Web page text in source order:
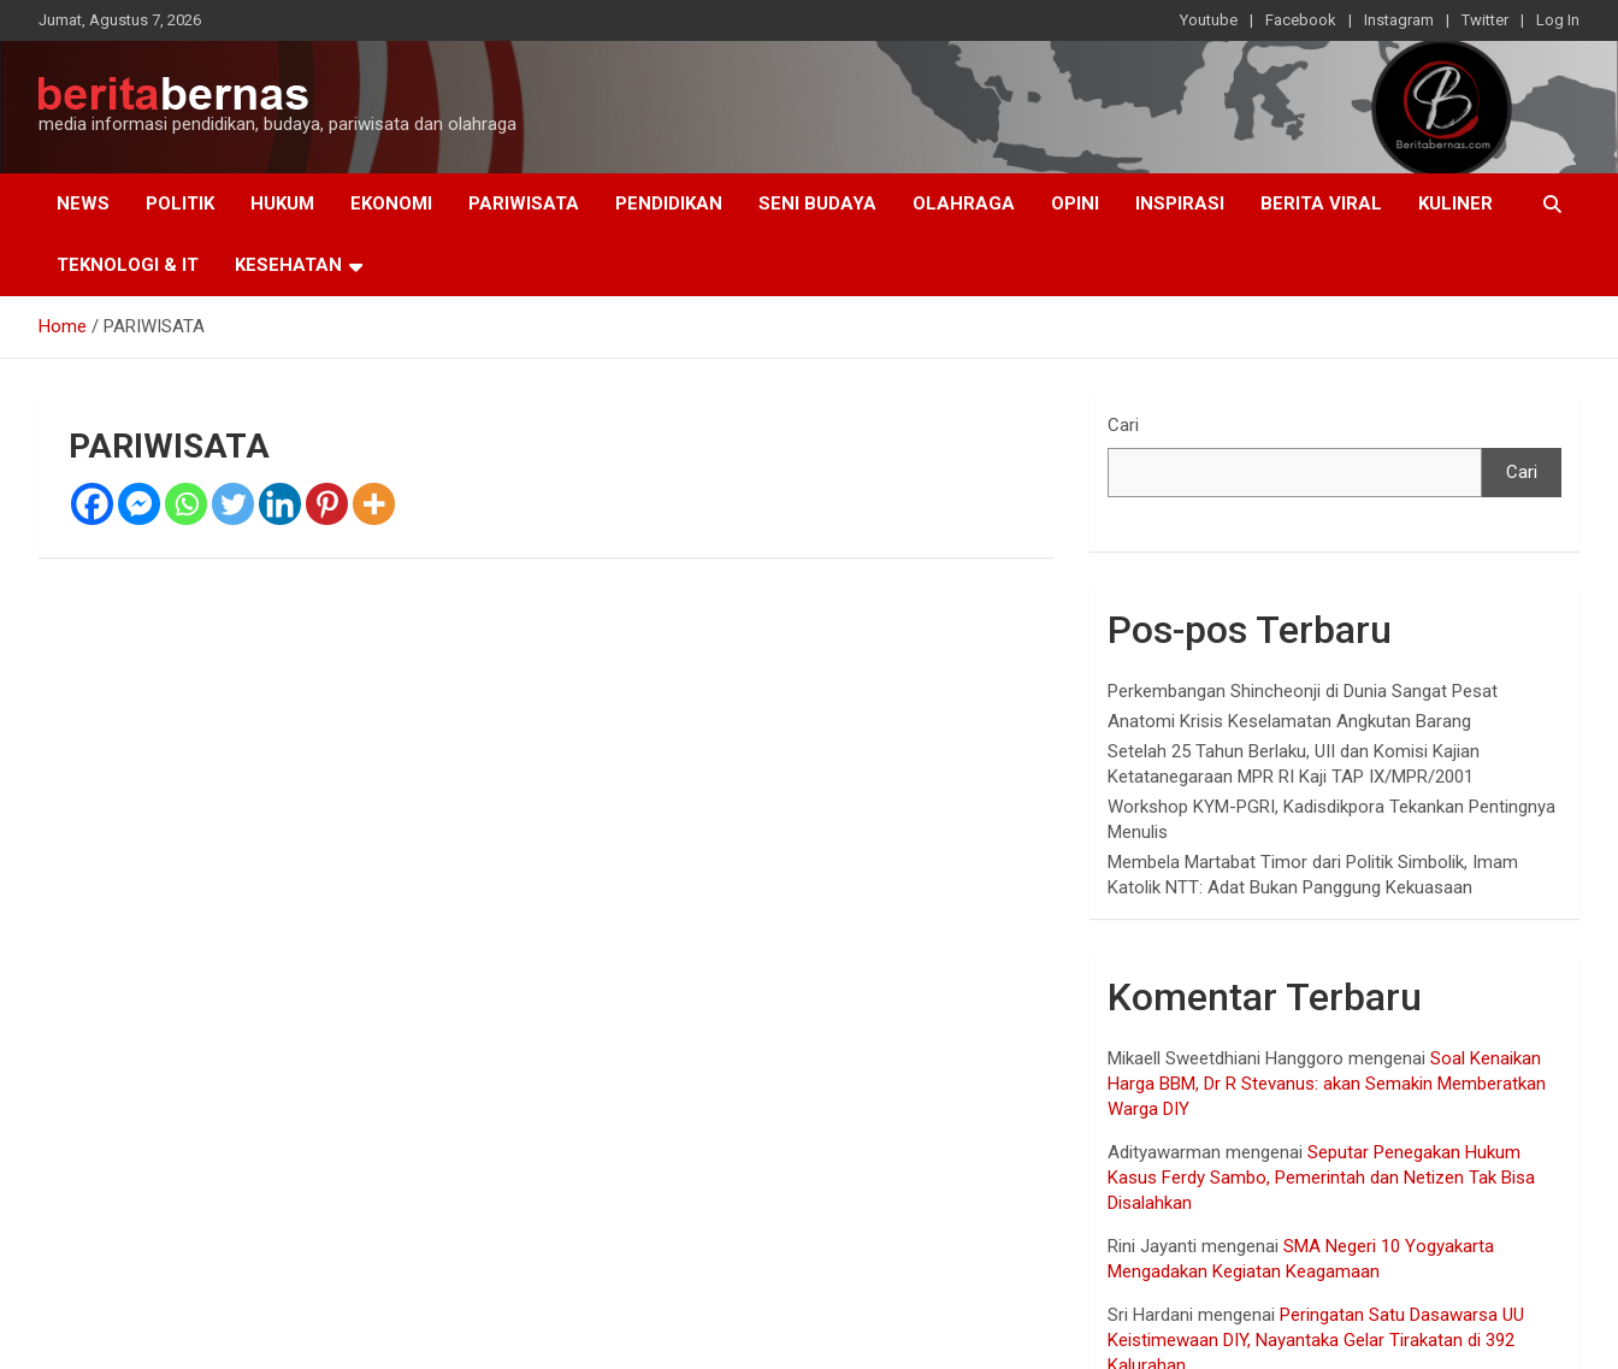
to
Jumat, Agustus 7, 2026 Youtube Facebook Instagram Twitter Log In
media informasi pendidikan, budaya, pariwisata dan olahraga
NEWS POLITIK HUKUM EKONOMI PARIWISATA PENDIDIKAN SENI BUDAYA OLAHRAGA OPINI INSPIRASI BERITA VIRAL KULINER
TEKNOLOGI & IT KESEHATAN
Home PARIWISATA
PARIWISATA
Cari
Cari
Pos-pos Terbaru
Perkembangan Shincheonji di Dunia Sangat Pesat
Anatomi Krisis Keselamatan Angkutan Barang
Setelah 25 Tahun Berlaku, UII dan Komisi Kajian
Ketatanegaraan MPR RI Kaji TAP IX/MPR/2001
Workshop KYM-PGRI, Kadisdikpora Tekankan Pentingnya
Menulis
Membela Martabat Timor dari Politik Simbolik, Imam
Katolik NTT: Adat Bukan Panggung Kekuasaan
Komentar Terbaru
Mikaell Sweetdhiani Hanggoro mengenaiSoal Kenaikan
Harga BBM, Dr R Stevanus: akan Semakin Memberatkan
Warga DIY
Adityawarman mengenaiSeputar Penegakan Hukum
Kasus Ferdy Sambo, Pemerintah dan Netizen Tak Bisa
Disalahkan
Rini Jayanti mengenaiSMA Negeri 10 Yogyakarta
Mengadakan Kegiatan Keagamaan
Sri Hardani mengenaiPeringatan Satu Dasawarsa UU
Keistimewaan DIY, Nayantaka Gelar Tirakatan di 392